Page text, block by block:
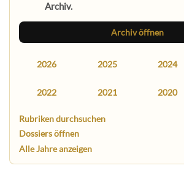
Archiv.
Archiv öffnen
2026 2025 2024
2022 2021 2020
Rubriken durchsuchen
Dossiers öffnen
Alle Jahre anzeigen